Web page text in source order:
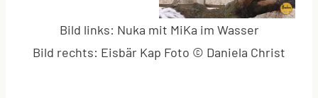
Bild links: Nuka mit MiKa im Wasser
Bild rechts: Eisbär Kap Foto © Daniela Christ